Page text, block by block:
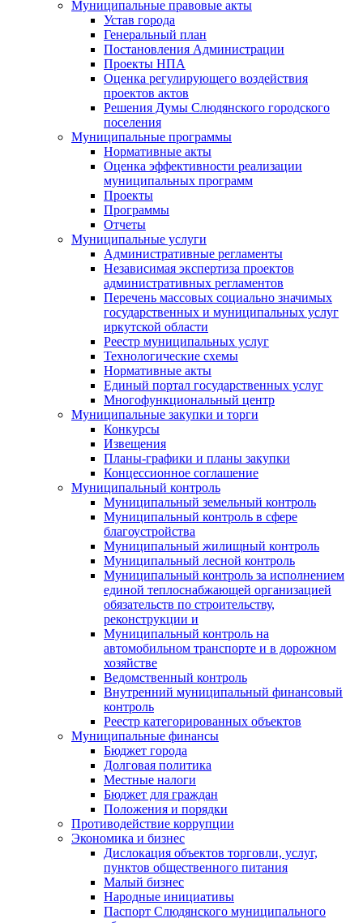
Муниципальные правовые акты
Устав города
Генеральный план
Постановления Администрации
Проекты НПА
Оценка регулирующего воздействия
проектов актов
Решения Думы Слюдянского городского
поселения
Муниципальные программы
Нормативные акты
Оценка эффективности реализации
муниципальных программ
Проекты
Программы
Отчеты
Муниципальные услуги
Административные регламенты
Независимая экспертиза проектов
административных регламентов
Перечень массовых социально значимых
государственных и муниципальных услуг
иркутской области
Реестр муниципальных услуг
Технологические схемы
Нормативные акты
Единый портал государственных услуг
Многофункциональный центр
Муниципальные закупки и торги
Конкурсы
Извещения
Планы-графики и планы закупки
Концессионное соглашение
Муниципальный контроль
Муниципальный земельный контроль
Муниципальный контроль в сфере
благоустройства
Муниципальный жилищный контроль
Муниципальный лесной контроль
Муниципальный контроль за исполнением
единой теплоснабжающей организацией
обязательств по строительству,
реконструкции и
Муниципальный контроль на
автомобильном транспорте и в дорожном
хозяйстве
Ведомственный контроль
Внутренний муниципальный финансовый
контроль
Реестр категорированных объектов
Муниципальные финансы
Бюджет города
Долговая политика
Местные налоги
Бюджет для граждан
Положения и порядки
Противодействие коррупции
Экономика и бизнес
Дислокация объектов торговли, услуг,
пунктов общественного питания
Малый бизнес
Народные инициативы
Паспорт Слюдянского муниципального